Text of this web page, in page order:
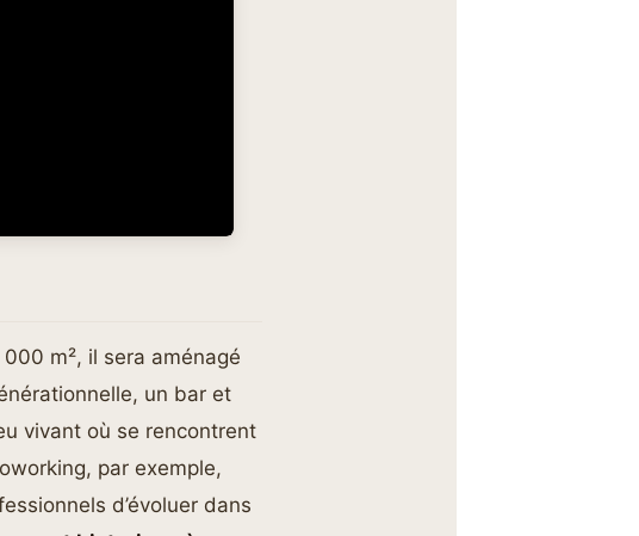
m², il sera aménagé
un bar et
vivant où se rencontrent
par exemple,
d’évoluer dans